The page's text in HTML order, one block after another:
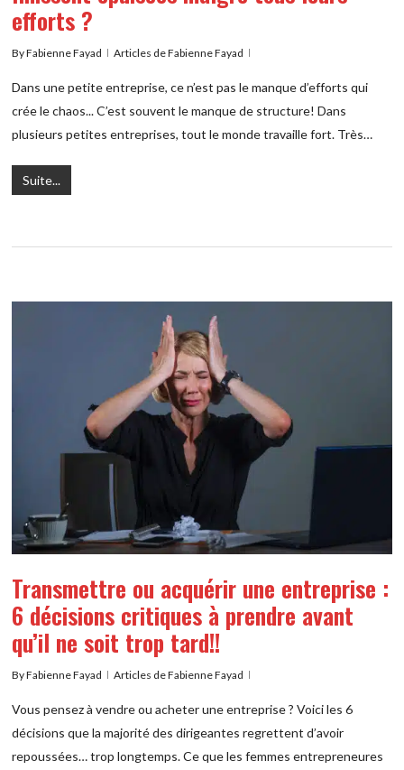
efforts ?
ByFabienne Fayad Articles de Fabienne Fayad
Dans une petite entreprise, ce n’est pas le manque d’efforts qui
crée le chaos... C’est souvent le manque de structure! Dans
plusieurs petites entreprises, tout le monde travaille fort. Très…
Suite...
Transmettre ou acquérir une entreprise :
6 décisions critiques à prendre avant
qu’il ne soit trop tard!!
ByFabienne Fayad Articles de Fabienne Fayad
Vous pensez à vendre ou acheter une entreprise ? Voici les 6
décisions que la majorité des dirigeantes regrettent d’avoir
repoussées… trop longtemps. Ce que les femmes entrepreneures